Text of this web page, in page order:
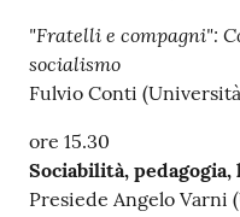
Avvisi
Orari
"Fratelli e compagni":
socialismo
Fulvio Conti
ore 15.30
Sociabilità, pedagogia,
Presiede Angelo Varni